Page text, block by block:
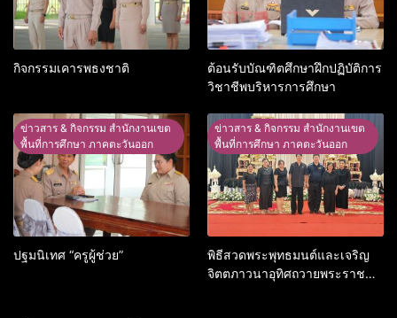
กิจกรรมเคารพธงชาติ
ต้อนรับบัณฑิตศึกษาฝึกปฏิบัติการ
วิชาชีพบริหารการศึกษา
ข่าวสาร & กิจกรรม สำนักงานเขต
พื้นที่การศึกษา ภาคตะวันออก
ปฐมนิเทศ “ครูผู้ช่วย”
ข่าวสาร & กิจกรรม สำนักงานเขต
พื้นที่การศึกษา ภาคตะวันออก
พิธีสวดพระพุทธมนต์และเจริญ
จิตตภาวนาอุทิศถวายพระราช